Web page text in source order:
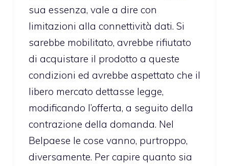
sua essenza, vale a dire con
limitazioni alla connettività dati. Si
sarebbe mobilitato, avrebbe rifiutato
di acquistare il prodotto a queste
condizioni ed avrebbe aspettato che il
libero mercato dettasse legge,
modificando l’offerta, a seguito della
contrazione della domanda. Nel
Belpaese le cose vanno, purtroppo,
diversamente. Per capire quanto sia